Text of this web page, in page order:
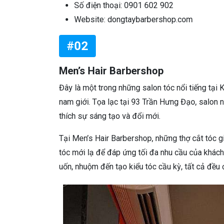
Số điện thoại: 0901 602 902
Website: dongtaybarbershop.com
#02
Men’s Hair Barbershop
Đây là một trong những salon tóc nổi tiếng tại
nam giới. Tọa lạc tại 93 Trần Hưng Đạo, salon
thích sự sáng tạo và đổi mới.
Tại Men’s Hair Barbershop, những thợ cắt tóc
tóc mới lạ để đáp ứng tối đa nhu cầu của
uốn, nhuộm đến tạo kiểu tóc cầu kỳ, tất cả